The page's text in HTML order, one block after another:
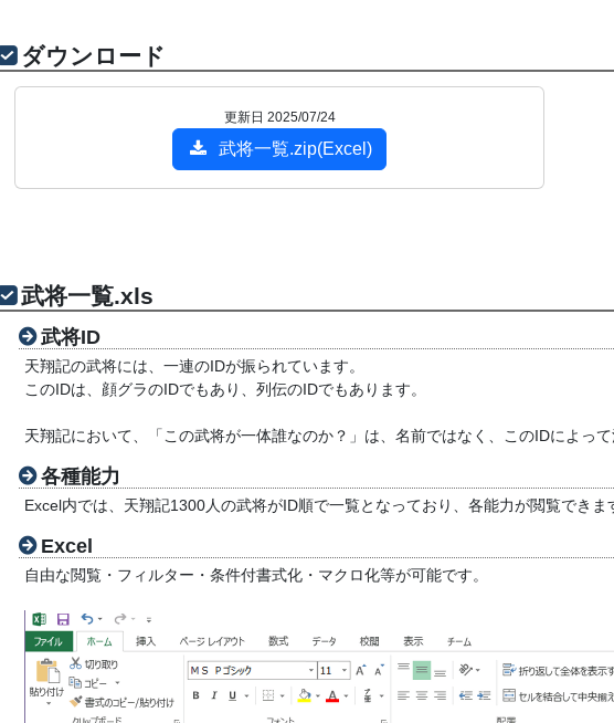
ダウンロード
更新日 2025/07/24
武将一覧.zip(Excel)
武将一覧.xls
武将ID
天翔記の武将には、一連のIDが振られています。
このIDは、顔グラのIDでもあり、列伝のIDでもあります。
天翔記において、「この武将が一体誰なのか？」は、名前ではなく、このIDによって
各種能力
Excel内では、天翔記1300人の武将がID順で一覧となっており、各能力が閲覧できま
Excel
自由な閲覧・フィルター・条件付書式化・マクロ化等が可能です。